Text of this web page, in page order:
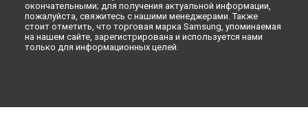
окончательными; для получения актуальной информации,
пожалуйста, свяжитесь с нашими менеджерами. Также
стоит отметить, что торговая марка Samsung, упоминаемая
на нашем сайте, зарегистрирована и используется нами
только для информационных целей.